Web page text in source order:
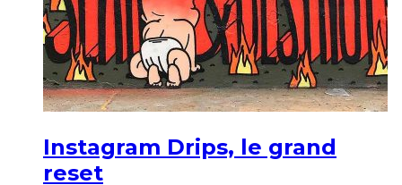
Instagram Drips, le grand
reset